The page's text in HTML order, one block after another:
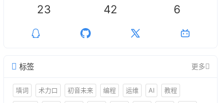
23 42 6
标签 更多
填词 术力口 初音未来 编程 运维 AI 教程